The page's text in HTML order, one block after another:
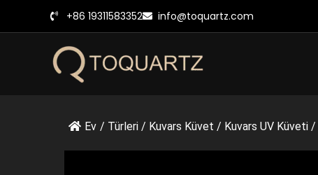
+86 19311583352 info@toquartz.com
Ev / Türleri / Kuvars Küvet / Kuvars UV Küveti /